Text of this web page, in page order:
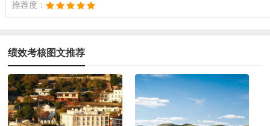
推荐度：
绩效考核图文推荐